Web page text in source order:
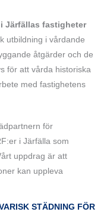
Järfällas fastigheter
utbildning i vårdande
åtgärder och de
för att vårda historiska
med fastighetens
för
i Järfälla som
uppdrag är att
kan uppleva
STÄDNING FÖR